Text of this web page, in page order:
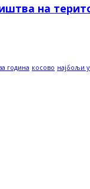
на
година косово најбољи